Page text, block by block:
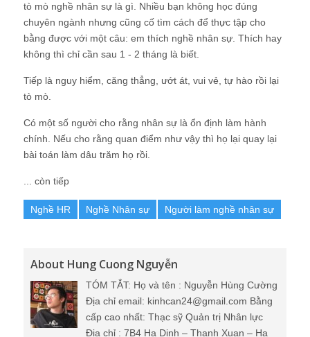
tò mò nghề nhân sự là gì. Nhiều bạn không học đúng
chuyên ngành nhưng cũng cố tìm cách để thực tập cho
bằng được với một câu: em thích nghề nhân sự. Thích hay
không thì chỉ cần sau 1 - 2 tháng là biết.
Tiếp là nguy hiểm, căng thẳng, ướt át, vui vẻ, tự hào rồi lại
tò mò.
Có một số người cho rằng nhân sự là ổn định làm hành
chính. Nếu cho rằng quan điểm như vậy thì họ lại quay lại
bài toán làm dâu trăm họ rồi.
... còn tiếp
Nghề HR Nghề Nhân sự Người làm nghề nhân sự
About Hung Cuong Nguyễn
TÓM TẮT: Họ và tên : Nguyễn Hùng Cường
Địa chỉ email: kinhcan24@gmail.com Bằng
cấp cao nhất: Thạc sỹ Quản trị Nhân lực
Địa chỉ : 7B4 Ha Dinh – Thanh Xuan – Ha